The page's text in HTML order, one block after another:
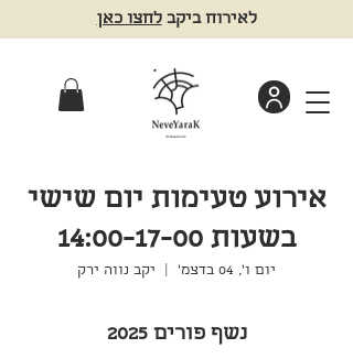
לאירוח ביקבלחצו כאן
אירוע טעימות יום שישי
בשעות 14:00-17-00
יום ו׳, 04 בדצמ׳ יקב נווה ירק
נשף פורים 2025